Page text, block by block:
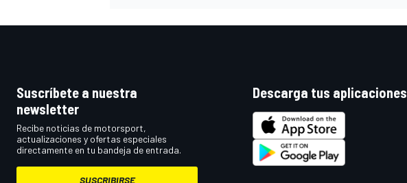
Suscríbete a nuestra
newsletter
Recibe noticias de motorsport,
actualizaciones y ofertas especiales
directamente en tu bandeja de entrada.
SUSCRIBIRSE
Descarga tus aplicaciones